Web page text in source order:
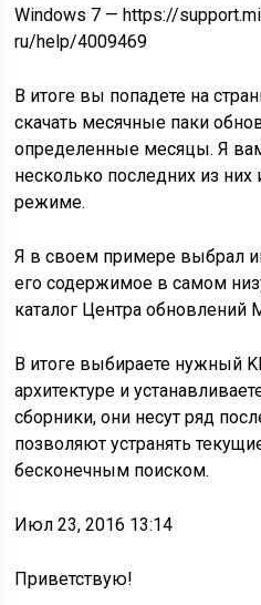
Windows 7 — https://
ru/help/4009469
В итоге вы попадете на
скачать месячные паки
определенные месяцы. Я
несколько последних из них
режиме.
Я в своем примере выбрал
его содержимое в самом
каталог Центра обновлений
В итоге выбираете нужный
архитектуре и
сборники, они несут ряд
позволяют устранять
бесконечным поиском.
Июл 23, 2016 13:14
Приветствую!